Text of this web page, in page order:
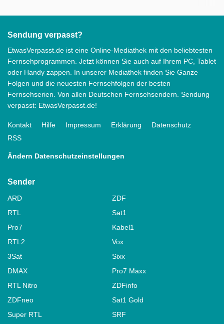
Sendung verpasst?
EtwasVerpasst.de ist eine Online-Mediathek mit den beliebtesten
Fernsehprogrammen. Jetzt können Sie auch auf Ihrem PC, Tablet
oder Handy zappen. In unserer Mediathek finden Sie Ganze
Folgen und die neuesten Fernsehfolgen der besten
Fernsehserien. Von allen Deutschen Fernsehsendern. Sendung
verpasst: EtwasVerpasst.de!
Kontakt Hilfe Impressum Erklärung
Datenschutz
RSS
Ändern Datenschutzeinstellungen
Sender
ARD
ZDF
RTL
Sat1
Pro7
Kabel1
RTL2
Vox
3Sat
Sixx
DMAX
Pro7 Maxx
RTL Nitro
ZDFinfo
ZDFneo
Sat1 Gold
Super RTL
SRF